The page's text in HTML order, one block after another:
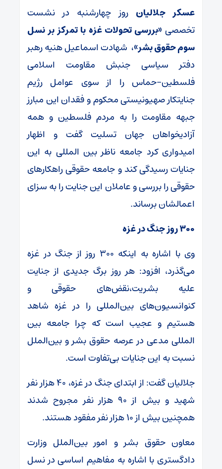
عسکر جلالیان روز چهارشنبه در نشست
تخصصی «بررسی تحولات غزه با تمرکز بر نسل
سوم حقوق بشر»، شهادت اسماعیل هنیه رهبر
دفتر سیاسی جنبش مقاومت اسلامی
فلسطین-حماس را از سوی عوامل رژیم
جنایتکار صهیونیستی محکوم و فقدان این مبارز
جبهه مقاومت را به مردم فلسطین و همه
آزادیخواهان جهان تسلیت گفت و اظهار
امیدواری کرد جامعه ناظر بین المللی به این
جنایات رسیدگی کند و جامعه حقوقی راهکارهای
حقوقی را بررسی و عاملان این جنایت را به سزای
اعمالشان برساند.
۳۰۰ روز جنگ در غزه
وی با اشاره به اینکه ۳۰۰ روز از جنگ در غزه
می‌گذرد، افزود: هر روز برگ جدیدی از جنایت
علیه بشریت،نقض‌های حقوقی و
کنوانسیون‌های بین‌المللی را در غزه شاهد
هستیم و عجیب است که چرا جامعه بین
المللی مدعی در عرصه حقوق بشر و بین‌الملل
نسبت به این جنایات بی‌تفاوت است.
جلالیان گفت: از ابتدای جنگ در غزه، ۴۰ هزار نفر
شهید و بیش از ۹۰ هزار نفر مجروح شدند
همچنین بیش از ۱۰ هزار نفر مفقود هستند.
معاون حقوق بشر و امور بین‌الملل وزارت
دادگستری با اشاره به مفاهیم اساسی در نسل